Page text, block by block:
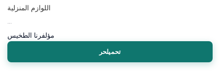
اللوازم المنزلية
مؤلفرنا الطخيس
تحميلحر